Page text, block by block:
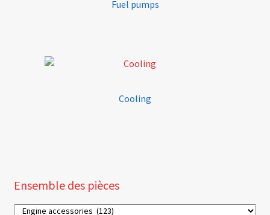
Fuel pumps
Cooling
Ensemble des pièces